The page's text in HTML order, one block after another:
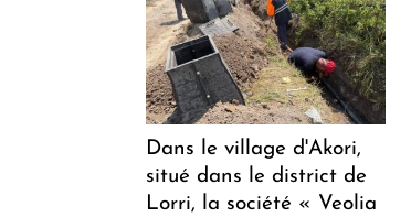
Dans le village d'Akori,
situé dans le district de
Lorri, la société « Veolia